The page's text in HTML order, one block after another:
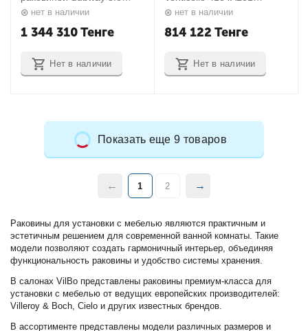
Раковины для установки с мебелью являются практичным и
эстетичным решением для современной ванной комнаты. Такие
модели позволяют создать гармоничный интерьер, объединяя
функциональность раковины и удобство системы хранения.
В салонах VilBo представлены раковины премиум-класса для
установки с мебелью от ведущих европейских производителей:
Villeroy & Boch, Cielo и других известных брендов.
В ассортименте представлены модели различных размеров и
Villeroy&Boch
1001x423x500 mm
С57102VM
нет в наличии
1 344 310Тенге
Нет в наличии
Villeroy&Boch
нет в наличии
814 122 Тенге
Нет в наличии
Показать еще 9 товаров
1 2